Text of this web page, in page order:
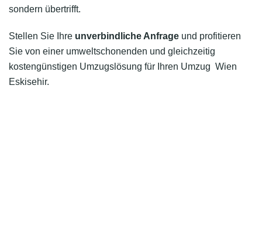
sondern übertrifft.
Stellen Sie Ihre unverbindliche Anfrage und profitieren
Sie von einer umweltschonenden und gleichzeitig
kostengünstigen Umzugslösung für Ihren Umzug Wien
Eskisehir.